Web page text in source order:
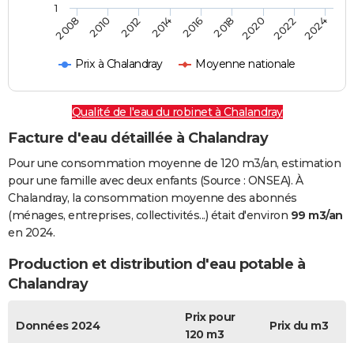
Prix à Chalandray Moyenne nationale
2008 2010 2012 2014 2016 2018 2020 2022 2024
1
Qualité de l'eau du robinet à Chalandray
Facture d'eau détaillée à Chalandray
Pour une consommation moyenne de 120 m3/an, estimation
pour une famille avec deux enfants (Source : ONSEA). À
Chalandray, la consommation moyenne des abonnés
(ménages, entreprises, collectivités...) était d'environ 99 m3/an
en 2024.
Production et distribution d'eau potable à
Chalandray
Données 2024
Prix pour
120 m3
Prix du m3